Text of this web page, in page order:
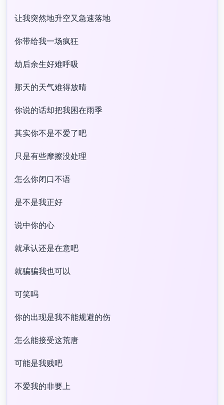
让我突然地升空又急速落地​
你带给我一场疯狂​
劫后余生好难呼吸​
那天的天气难得放晴​
你说的话却把我困在雨季​
其实你不是不爱了吧​
只是有些摩擦没处理​
怎么你闭口不语​
是不是我正好​
说中你的心​
就承认还是在意吧​
就骗骗我也可以​
可笑吗​
你的出现是我不能规避的伤​
怎么能接受这荒唐​
可能是我贱吧​
不爱我的非要上​